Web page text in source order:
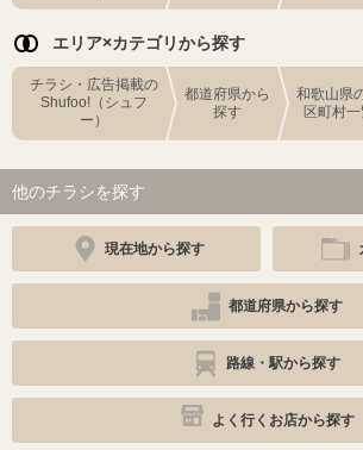
エリア×カテゴリから探す
チラシ・広告掲載の
Shufoo!（シュフ
ー）
都道府県から
探す
和歌山県
区町村
他のチラシを探す
現在地から探す
都道府県から探す
路線・駅から探す
よく行くお店から探す